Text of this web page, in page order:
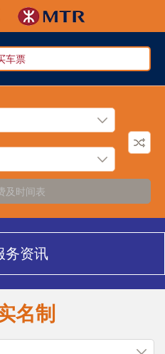
车票
及时间表
务资讯
名制